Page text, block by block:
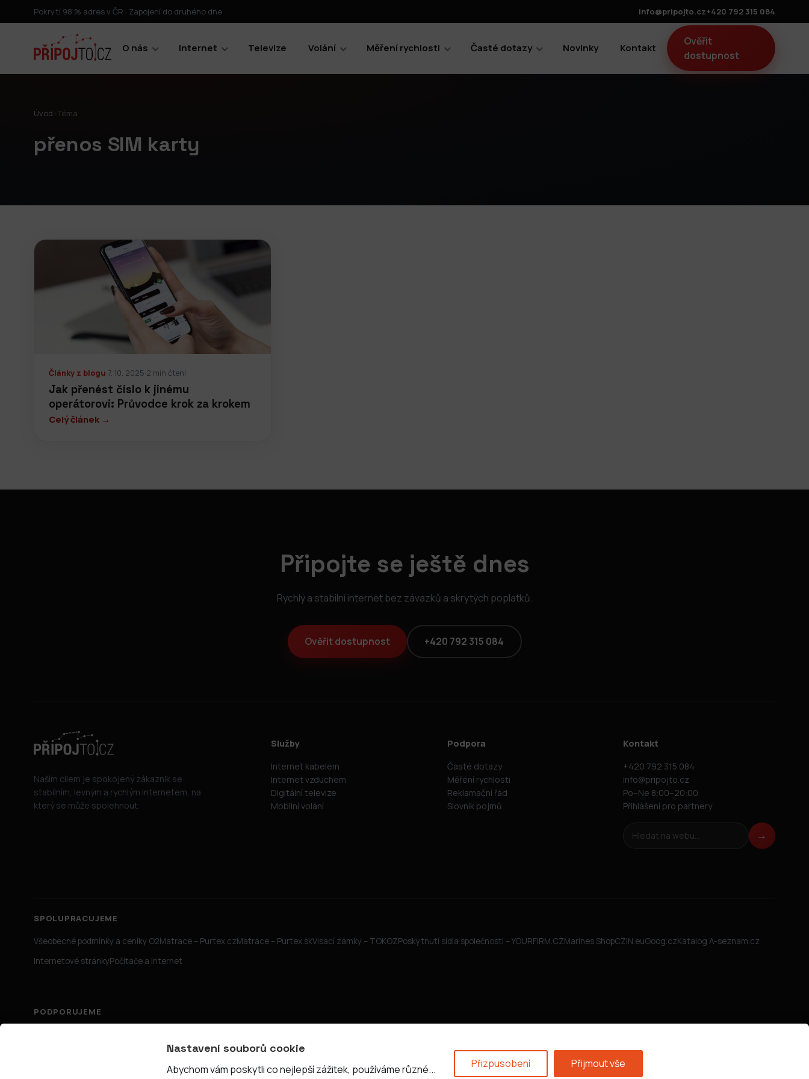
Pokrytí 98 % adres v ČR · Zapojení do druhého dne info@pripojto.cz+420 792 315 084
O nás Internet Televize Volání Měření rychlosti Časté dotazy Novinky Kontakt
Ověřit
dostupnost
Úvod Téma
přenos SIM karty
Články z blogu·7. 10. 2025·2 min čtení
Jak přenést číslo k jinému
operátorovi: Průvodce krok za krokem
Celý článek →
Připojte se ještě dnes
Rychlý a stabilní internet bez závazků a skrytých poplatků.
Ověřit dostupnost +420 792 315 084
Naším cílem je spokojený zákazník se
stabilním, levným a rychlým internetem, na
který se může spolehnout.
Služby
Internet kabelem
Internet vzduchem
Digitální televize
Mobilní volání
Podpora
Časté dotazy
Měření rychlosti
Reklamační řád
Slovník pojmů
Kontakt
+420 792 315 084
info@pripojto.cz
Po–Ne 8:00–20:00
Přihlášení pro partnery
Hledat na webu →
SPOLUPRACUJEME
Všeobecné podmínky a ceníky O2Matrace – Purtex.czMatrace – Purtex.skVisací zámky – TOKOZPoskytnutí sídla společnosti – YOURFIRM.CZMarines ShopCZIN.euGoog.czKatalog A-seznam.cz
Internetové stránkyPočítače a Internet
PODPORUJEME
© 2026 PřipojTo.cz — KUBE Units s.r.o., IČ 06731465 Všeobecné obchodní podmínky
Nastavení souborů cookie
Abychom vám poskytli co nejlepší zážitek, používáme různé... Přizpusobení Přijmout vše